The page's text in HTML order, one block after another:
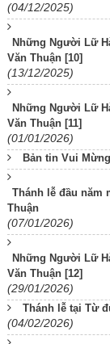
(04/12/2025)
Những Người Lữ
Văn Thuận [10]
(13/12/2025)
Những Người Lữ
Văn Thuận [11]
(01/01/2026)
Bản tin Vui
Thánh lễ đầu năm
Thuận
(07/01/2026)
Những Người Lữ
Văn Thuận [12]
(29/01/2026)
Thánh lễ tại Từ
(04/02/2026)